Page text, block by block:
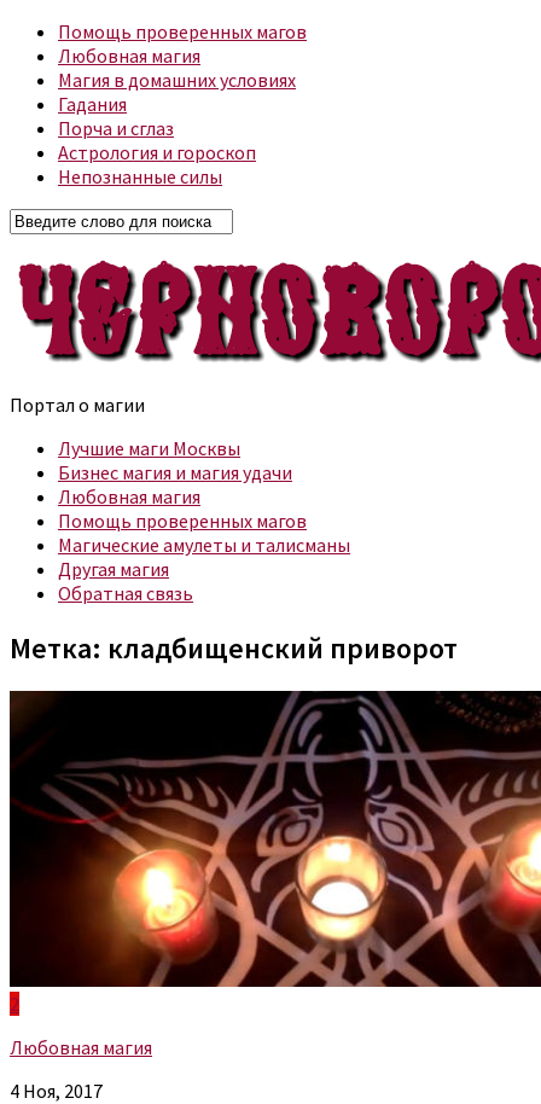
Помощь проверенных магов
Любовная магия
Магия в домашних условиях
Гадания
Порча и сглаз
Астрология и гороскоп
Непознанные силы
Портал о магии
Лучшие маги Москвы
Бизнес магия и магия удачи
Любовная магия
Помощь проверенных магов
Магические амулеты и талисманы
Другая магия
Обратная связь
Метка: кладбищенский приворот
2
Любовная магия
4 Ноя, 2017